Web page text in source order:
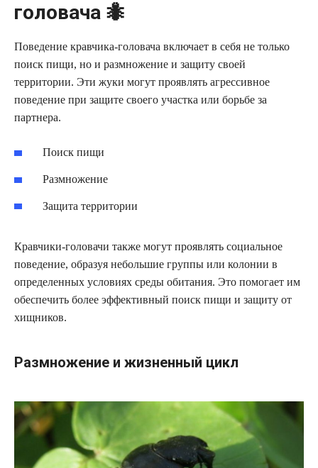
головача 🐜
Поведение кравчика-головача включает в себя не только
поиск пищи, но и размножение и защиту своей
территории. Эти жуки могут проявлять агрессивное
поведение при защите своего участка или борьбе за
партнера.
Поиск пищи
Размножение
Защита территории
Кравчики-головачи также могут проявлять социальное
поведение, образуя небольшие группы или колонии в
определенных условиях среды обитания. Это помогает им
обеспечить более эффективный поиск пищи и защиту от
хищников.
Размножение и жизненный цикл